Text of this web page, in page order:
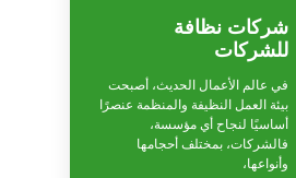
شركات نظافة
للشركات
في عالم الأعمال الحديث، أصبحت
بيئة العمل النظيفة والمنظمة عنصرًا
أساسيًا لنجاح أي مؤسسة،
فالشركات، بمختلف أحجامها
وأنواعها،